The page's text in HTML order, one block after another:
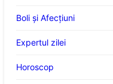
Boli și Afecțiuni
Expertul zilei
Horoscop